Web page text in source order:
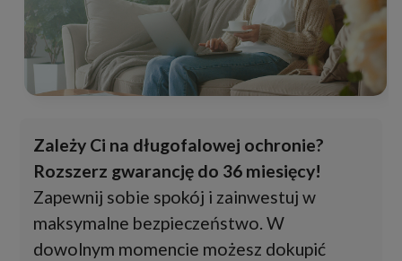
Zależy Ci na długofalowej ochronie?
Rozszerz gwarancję do 36 miesięcy!
Zapewnij sobie spokój i zainwestuj w
maksymalne bezpieczeństwo. W
dowolnym momencie możesz dokupić